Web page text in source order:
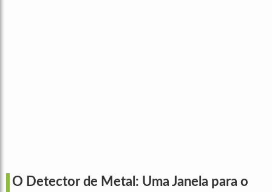
O Detector de Metal: Uma Janela para o